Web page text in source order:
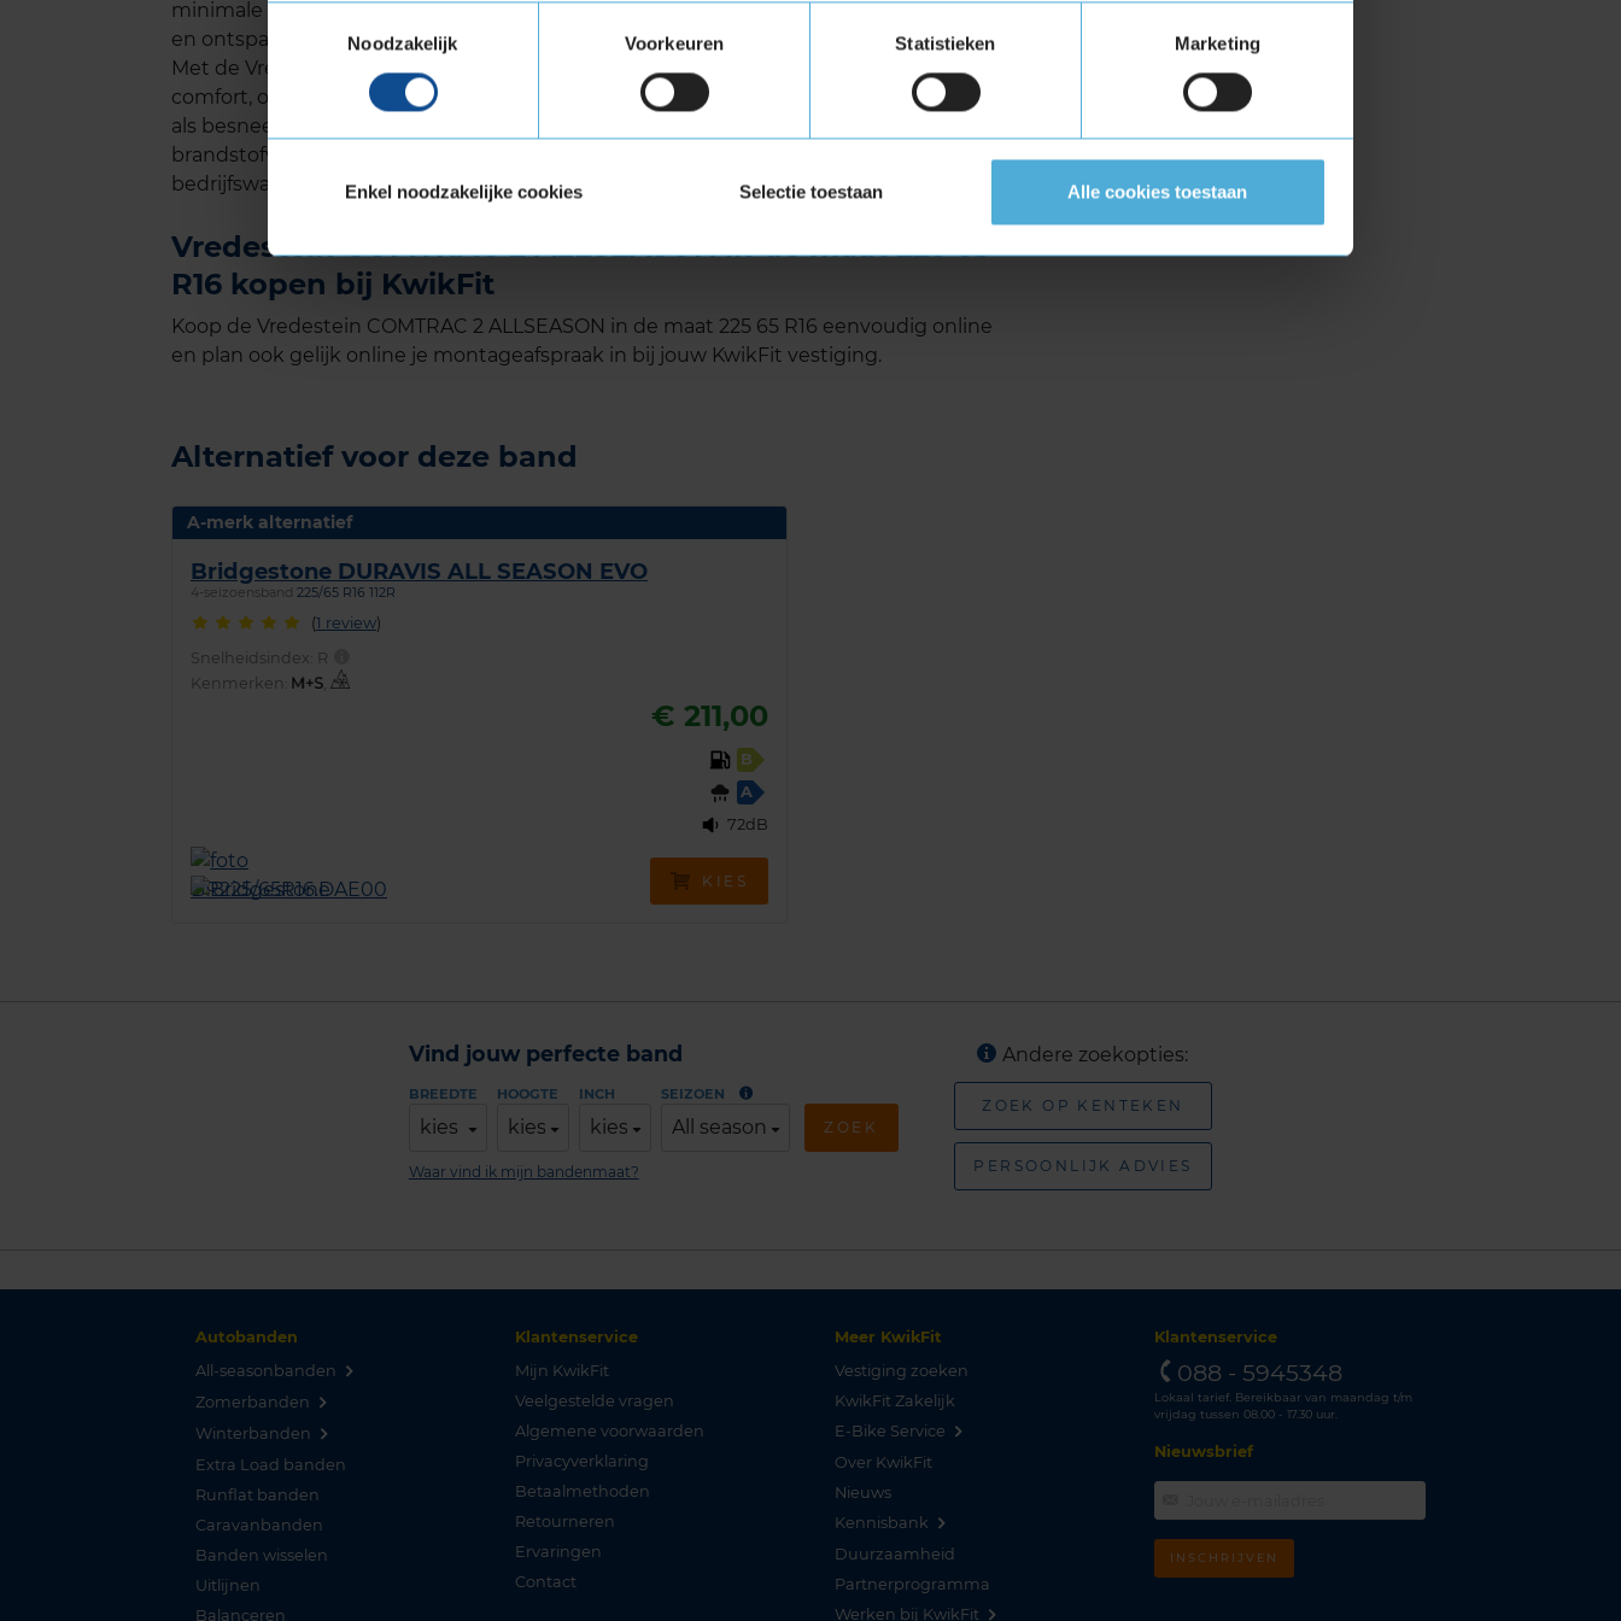
Noodzakelijk
Voorkeuren Statistieken Marketing
Enkel noodzakelijke cookies Selectie toestaan Alle cookies toestaan
minimale geluidshinder, zodat je zelfs op lange ritten kunt genieten van een rustige
en ontspannen rijervaring.
Met de Vredestein COMTRAC 2 ALLSEASON ben je verzekerd van veiligheid en
comfort, ongeacht het seizoen. Deze band levert topprestaties op zowel droge, natte
als besneeuwde wegen en combineert duurzaamheid met een laag
brandstofverbruik, wat hem tot een uitstekende keuze maakt voor lichte
bedrijfswagens.
Vredestein COMTRAC 2 ALLSEASON in de maat 225 65
R16 kopen bij KwikFit
Koop de Vredestein COMTRAC 2 ALLSEASON in de maat 225 65 R16 eenvoudig online
en plan ook gelijk online je montageafspraak in bij jouw KwikFit vestiging.
Alternatief voor deze band
A-merk alternatief
Bridgestone DURAVIS ALL SEASON EVO
4-seizoensband 225/65 R16 112R
(1 review)
Snelheidsindex: R
Kenmerken:
,
€ 211,00
B
A
72dB
KIES
Vind jouw perfecte band
BREEDTE
kies
HOOGTE
kies
INCH
kies
SEIZOEN
All season ZOEK
Waar vind ik mijn bandenmaat?
Andere zoekopties:
ZOEK OP KENTEKEN
PERSOONLIJK ADVIES
Autobanden
All-seasonbanden
Zomerbanden
Winterbanden
Extra Load banden
Runflat banden
Caravanbanden
Banden wisselen
Uitlijnen
Balanceren
Klantenservice
Mijn KwikFit
Veelgestelde vragen
Algemene voorwaarden
Privacyverklaring
Betaalmethoden
Retourneren
Ervaringen
Contact
Meer KwikFit
Vestiging zoeken
KwikFit Zakelijk
E-Bike Service
Over KwikFit
Nieuws
Kennisbank
Duurzaamheid
Partnerprogramma
Werken bij KwikFit
Klantenservice
088 - 5945348
Lokaal tarief. Bereikbaar van maandag t/m
vrijdag tussen 08.00 - 17.30 uur.
Nieuwsbrief
INSCHRIJVEN